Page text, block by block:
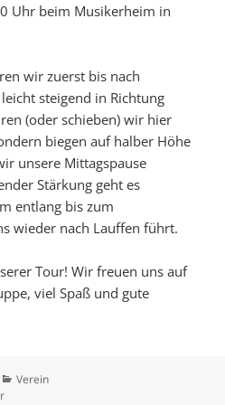
Uhr beim Musikerheim in
wir zuerst bis nach
steigend in Richtung
(oder schieben) wir hier
biegen auf halber Höhe
unsere Mittagspause
Stärkung geht es
entlang bis zum
wieder nach Lauffen führt.
Tour! Wir freuen uns auf
viel Spaß und gute
Kategorien
Verein
zu 1. Mai – Radtour